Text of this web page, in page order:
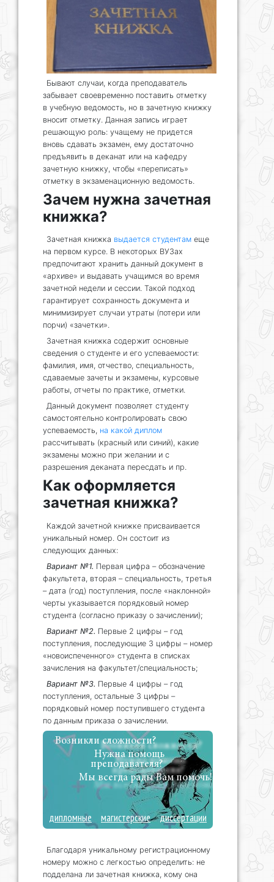
Бывают случаи, когда преподаватель
забывает своевременно поставить отметку
в учебную ведомость, но в зачетную книжку
вносит отметку. Данная запись играет
решающую роль: учащему не придется
вновь сдавать экзамен, ему достаточно
предъявить в деканат или на кафедру
зачетную книжку, чтобы «переписать»
отметку в экзаменационную ведомость.
Зачем нужна зачетная
книжка?
Зачетная книжка выдается студентам еще
на первом курсе. В некоторых ВУЗах
предпочитают хранить данный документ в
«архиве» и выдавать учащимся во время
зачетной недели и сессии. Такой подход
гарантирует сохранность документа и
минимизирует случаи утраты (потери или
порчи) «зачетки».
Зачетная книжка содержит основные
сведения о студенте и его успеваемости:
фамилия, имя, отчество, специальность,
сдаваемые зачеты и экзамены, курсовые
работы, отчеты по практике, отметки.
Данный документ позволяет студенту
самостоятельно контролировать свою
успеваемость, на какой диплом
рассчитывать (красный или синий), какие
экзамены можно при желании и с
разрешения деканата пересдать и пр.
Как оформляется
зачетная книжка?
Каждой зачетной книжке присваивается
уникальный номер. Он состоит из
следующих данных:
Вариант №1. Первая цифра – обозначение
факультета, вторая – специальность, третья
– дата (год) поступления, после «наклонной»
черты указывается порядковый номер
студента (согласно приказу о зачислении);
Вариант №2. Первые 2 цифры – год
поступления, последующие 3 цифры – номер
«новоиспеченного» студента в списках
зачисления на факультет/специальность;
Вариант №3. Первые 4 цифры – год
поступления, остальные 3 цифры –
порядковый номер поступившего студента
по данным приказа о зачислении.
Возникли сложности?
Нужна помощь
преподавателя?
Мы всегда рады Вам помочь!
дипломные магистерские диссертации
Благодаря уникальному регистрационному
номеру можно с легкостью определить: не
подделана ли зачетная книжка, кому она